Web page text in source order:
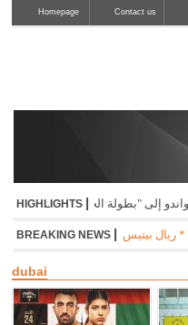
Homepage Contact us
HIGHLIGHTS | صدور إفادة | الحسن" الاردنية
BREAKING NEWS |
dubai